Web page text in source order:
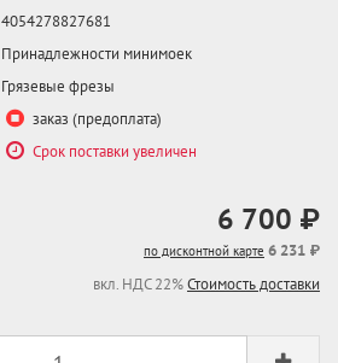
4054278827681
Принадлежности минимоек
Грязевые фрезы
заказ (предоплата)
Срок поставки увеличен
6 700 ₽
по дисконтной карте 6 231 ₽
вкл. НДС 22%Стоимость доставки